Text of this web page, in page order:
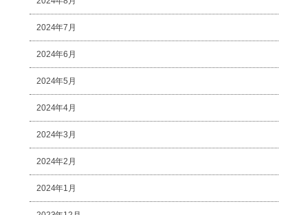
2024年7月
2024年6月
2024年5月
2024年4月
2024年3月
2024年2月
2024年1月